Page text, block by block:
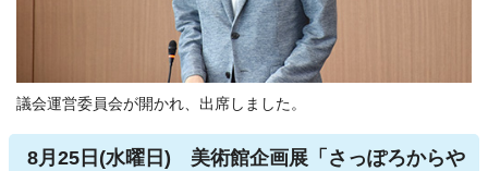
議会運営委員会が開かれ、出席しました。
8月25日(水曜日) 美術館企画展「さっぽろからや